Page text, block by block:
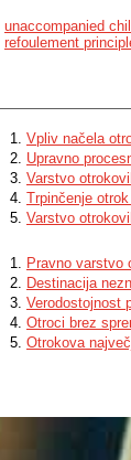
unaccompanied
refoulement
Vpliv načela
Upravno
Varstvo
Trpinčenje
Varstvo
Pravno varstvo
Destinacija
Verodostojnost
Otroci brez
Otrokova